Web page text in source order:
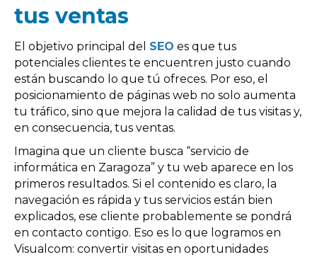
tus ventas
El objetivo principal del SEO es que tus
potenciales clientes te encuentren justo cuando
están buscando lo que tú ofreces. Por eso, el
posicionamiento de páginas web no solo aumenta
tu tráfico, sino que mejora la calidad de tus visitas y,
en consecuencia, tus ventas.
Imagina que un cliente busca “servicio de
informática en Zaragoza” y tu web aparece en los
primeros resultados. Si el contenido es claro, la
navegación es rápida y tus servicios están bien
explicados, ese cliente probablemente se pondrá
en contacto contigo. Eso es lo que logramos en
Visualcom: convertir visitas en oportunidades